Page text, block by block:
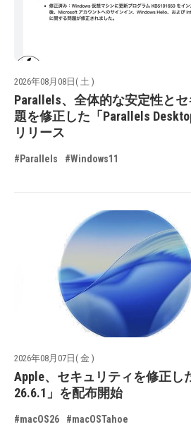
2026年08月08日( 土 )
Parallels、全体的な安定性と
題を修正した「Parallels
リリース
#Parallels #Windows11
2026年08月07日( 金 )
Apple、セキュリティを修正し
26.6.1」を配布開始
#macOS26 #macOSTahoe